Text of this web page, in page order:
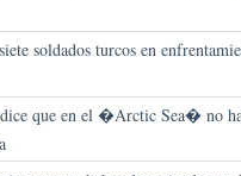
soldados turcos en
que en el �Arctic Sea� no